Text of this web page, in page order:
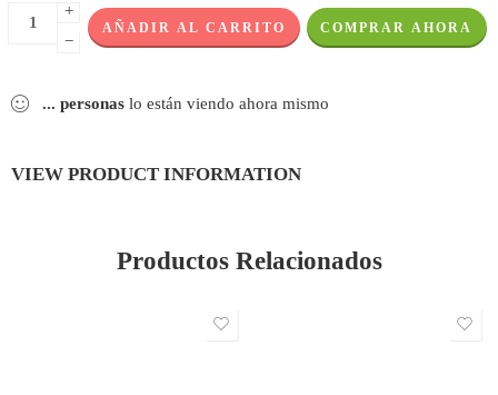
+
−
AÑADIR AL CARRITO COMPRAR AHORA
... personas lo están viendo ahora mismo
VIEW PRODUCT INFORMATION
Productos Relacionados